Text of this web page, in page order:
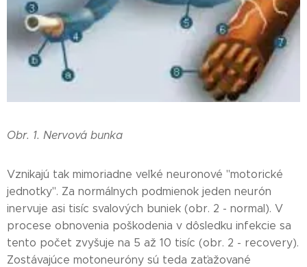
Obr. 1. Nervová bunka
Vznikajú tak mimoriadne veľké neuronové "motorické
jednotky". Za normálnych podmienok jeden neurón
inervuje asi tisíc svalových buniek (obr. 2 - normal). V
procese obnovenia poškodenia v dôsledku infekcie sa
tento počet zvyšuje na 5 až 10 tisíc (obr. 2 - recovery).
Zostávajúce motoneuróny sú teda zaťažované